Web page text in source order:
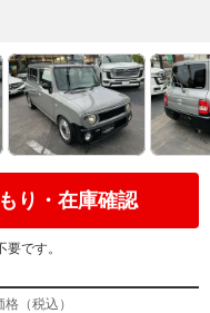
り・在庫確認
です。
（税込）